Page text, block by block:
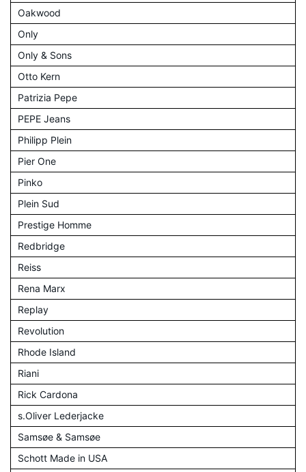
Oakwood
Only
Only & Sons
Otto Kern
Patrizia Pepe
PEPE Jeans
Philipp Plein
Pier One
Pinko
Plein Sud
Prestige Homme
Redbridge
Reiss
Rena Marx
Replay
Revolution
Rhode Island
Riani
Rick Cardona
s.Oliver Lederjacke
Samsøe & Samsøe
Schott Made in USA